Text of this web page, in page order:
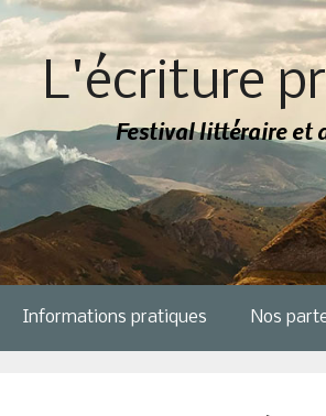
L'écriture
Festival littéraire et
Informations pratiques Nos